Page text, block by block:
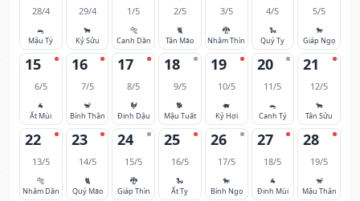
28/4
🐀
Mậu Tý
29/4
🐂
Kỷ Sửu
1/5
🐅
Canh Dần
2/5
🐈
Tân Mão
3/5
🐉
Nhâm Thìn
4/5
🐍
Quý Tỵ
5/5
🐎
Giáp Ngọ
15
6/5
🐐
Ất Mùi
16
7/5
🐒
Bính Thân
17
8/5
🐓
Đinh Dậu
18
9/5
🐕
Mậu Tuất
19
10/5
🐖
Kỷ Hợi
20
11/5
🐀
Canh Tý
21
12/5
🐂
Tân Sửu
22
13/5
🐅
Nhâm Dần
23
14/5
🐈
Quý Mão
24
15/5
🐉
Giáp Thìn
25
16/5
🐍
Ất Tỵ
26
17/5
🐎
Bính Ngọ
27
18/5
🐐
Đinh Mùi
28
19/5
🐒
Mậu Thân